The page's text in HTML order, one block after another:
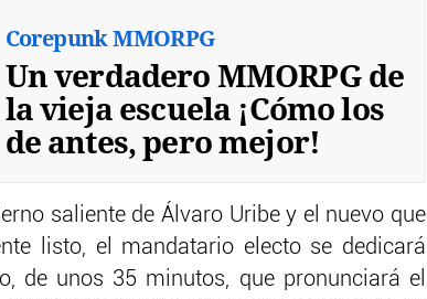
Corepunk MMORPG
Un verdadero MMORPG de
la vieja escuela ¡Cómo los
de antes, pero mejor!
saliente de Álvaro Uribe y el nuevo que
listo, el mandatario electo se dedicará
de unos 35 minutos, que pronunciará el